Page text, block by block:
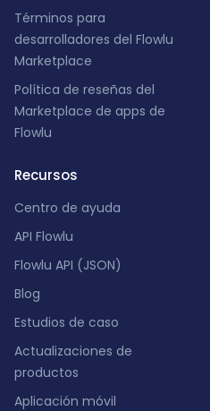
Términos para
desarrolladores del Flowlu
Marketplace
Política de reseñas del
Marketplace de apps de
Flowlu
Recursos
Centro de ayuda
API Flowlu
Flowlu API (JSON)
Blog
Estudios de caso
Actualizaciones de
productos
Aplicación móvil